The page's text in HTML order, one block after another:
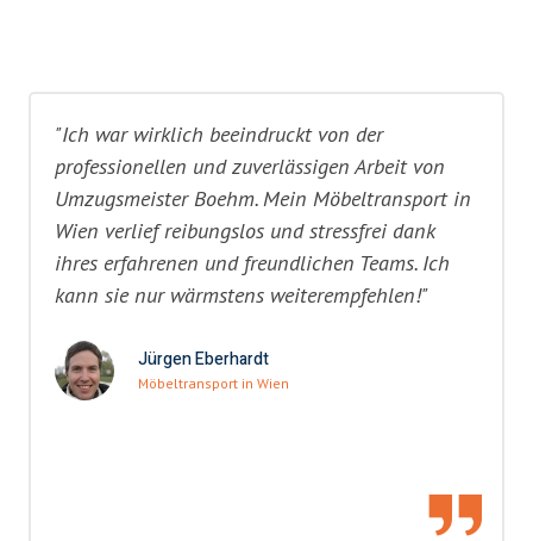
"Ich war wirklich beeindruckt von der
professionellen und zuverlässigen Arbeit von
Umzugsmeister Boehm. Mein Möbeltransport in
Wien verlief reibungslos und stressfrei dank
ihres erfahrenen und freundlichen Teams. Ich
kann sie nur wärmstens weiterempfehlen!"
Jürgen Eberhardt
Möbeltransport in Wien